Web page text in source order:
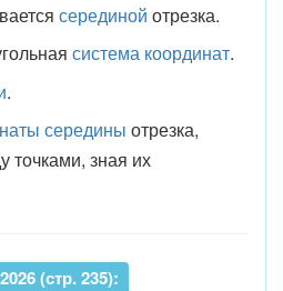
серединой отрезка.
система координат.
.
середины отрезка,
точками, зная их
(стр. 235):